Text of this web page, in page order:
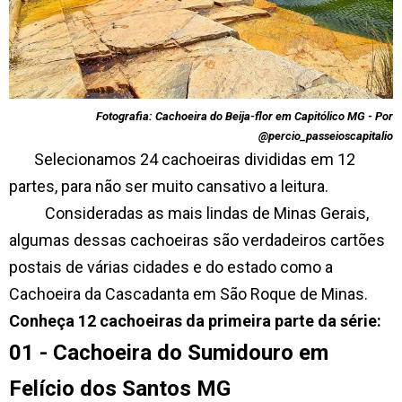
Fotografia: Cachoeira do Beija-flor em Capitólico MG - Por
@percio_passeioscapitalio
Selecionamos 24 cachoeiras divididas em 12
partes, para não ser muito cansativo a leitura.
Consideradas as mais lindas de Minas Gerais,
algumas dessas cachoeiras são verdadeiros cartões
postais de várias cidades e do estado como a
Cachoeira da Cascadanta em São Roque de Minas.
Conheça 12 cachoeiras da primeira parte da série:
01 - Cachoeira do Sumidouro em
Felício dos Santos MG